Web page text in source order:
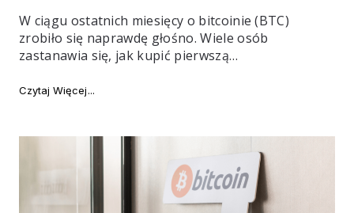
W ciągu ostatnich miesięcy o bitcoinie (BTC)
zrobiło się naprawdę głośno. Wiele osób
zastanawia się, jak kupić pierwszą…
Czytaj Więcej